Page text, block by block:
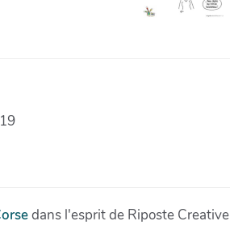
dans l'esprit de Riposte Creative